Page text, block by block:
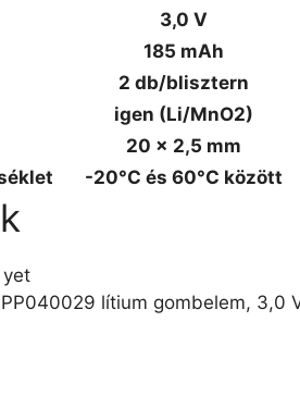
3,0 V
185 mAh
2 db/blisztern
igen (Li/MnO2)
20 x 2,5 mm
-20°C és 60°C között
yet